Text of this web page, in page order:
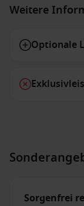
Weitere
Optionale
Sorgenfrei